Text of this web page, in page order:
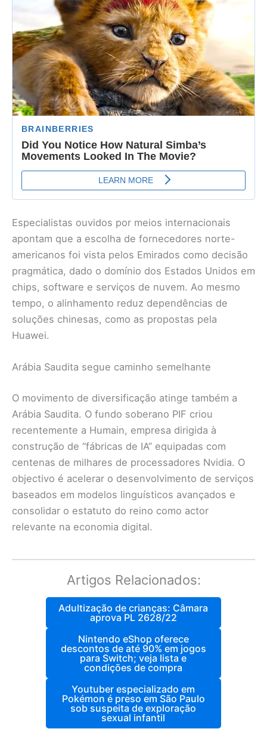
Especialistas ouvidos por meios internacionais
apontam que a escolha de fornecedores norte-
americanos foi vista pelos Emirados como decisão
pragmática, dado o domínio dos Estados Unidos em
chips, software e serviços de nuvem. Ao mesmo
tempo, o alinhamento reduz dependências de
soluções chinesas, como as propostas pela
Huawei.
Arábia Saudita segue caminho semelhante
O movimento de diversificação atinge também a
Arábia Saudita. O fundo soberano PIF criou
recentemente a Humain, empresa dirigida à
construção de “fábricas de IA” equipadas com
centenas de milhares de processadores Nvidia. O
objectivo é acelerar o desenvolvimento de serviços
baseados em modelos linguísticos avançados e
consolidar o estatuto do reino como actor
relevante na economia digital.
Artigos Relacionados:
Adultização de crianças: Câmara
aprova PL 2628/22
Nintendo eShop oferece
descontos de até 90% em jogos
para Switch; veja lista e
condições de compra
Youtuber especializado em
Pokémon é preso em São Paulo
sob suspeita de exploração
sexual infantil